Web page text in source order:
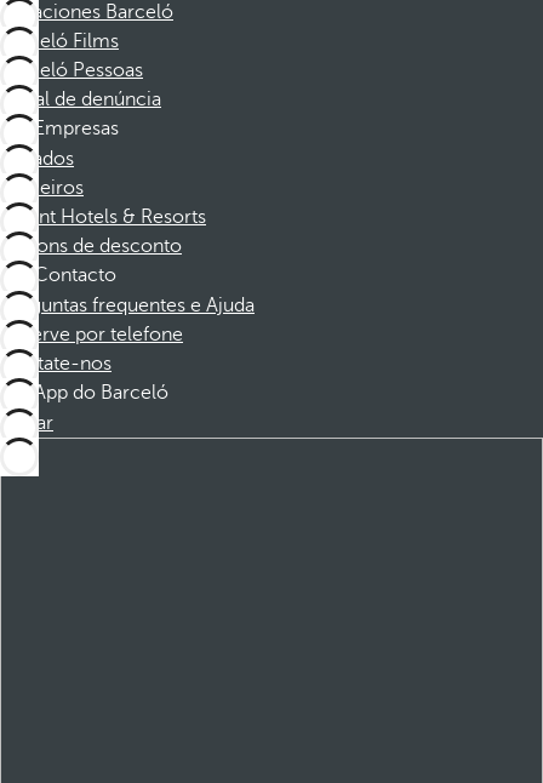
Vacaciones Barceló
Barceló Films
Barceló Pessoas
Canal de denúncia
Empresas
Afiliados
Parceiros
Dorint Hotels & Resorts
Cupons de desconto
Contacto
Perguntas frequentes e Ajuda
Reserve por telefone
Contate-nos
App do Barceló
Baixar